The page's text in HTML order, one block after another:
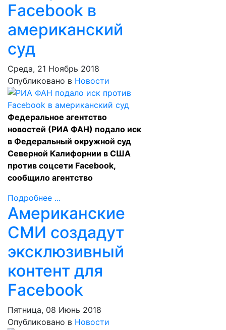
Facebook в
американский
суд
Среда, 21 Ноябрь 2018
Опубликовано в Новости
Федеральное агентство
новостей (РИА ФАН) подало иск
в Федеральный окружной суд
Северной Калифорнии в США
против соцсети Facebook,
сообщило агентство
Подробнее ...
Американские
СМИ создадут
эксклюзивный
контент для
Facebook
Пятница, 08 Июнь 2018
Опубликовано в Новости